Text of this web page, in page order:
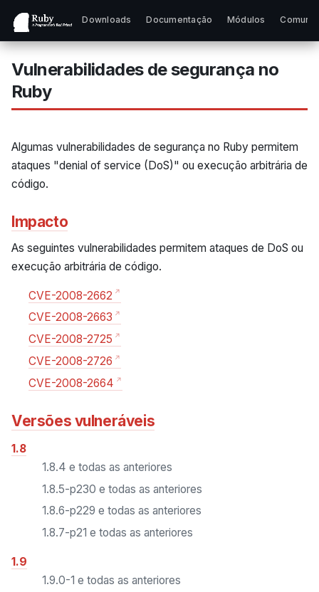
Downloads Documentação Módulos
Vulnerabilidades de segurança no
Ruby
Algumas vulnerabilidades de segurança no Ruby permitem
ataques "denial of service (DoS)" ou execução arbitrária de
código.
Impacto
As seguintes vulnerabilidades permitem ataques de DoS ou
execução arbitrária de código.
CVE-2008-2662
CVE-2008-2663
CVE-2008-2725
CVE-2008-2726
CVE-2008-2664
Versões vulneráveis
1.8
1.8.4 e todas as anteriores
1.8.5-p230 e todas as anteriores
1.8.6-p229 e todas as anteriores
1.8.7-p21 e todas as anteriores
1.9
1.9.0-1 e todas as anteriores